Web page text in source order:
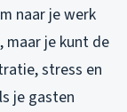
naar je werk
maar je kunt de
stress en
je gasten